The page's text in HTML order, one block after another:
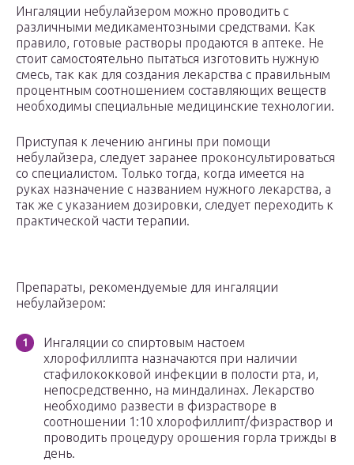
Ингаляции небулайзером можно проводить с
различными медикаментозными средствами. Как
правило, готовые растворы продаются в аптеке. Не
стоит самостоятельно пытаться изготовить нужную
смесь, так как для создания лекарства с правильным
процентным соотношением составляющих веществ
необходимы специальные медицинские технологии.
Приступая к лечению ангины при помощи
небулайзера, следует заранее проконсультироваться
со специалистом. Только тогда, когда имеется на
руках назначение с названием нужного лекарства, а
так же с указанием дозировки, следует переходить к
практической части терапии.
Препараты, рекомендуемые для ингаляции
небулайзером:
Ингаляции со спиртовым настоем
хлорофиллипта назначаются при наличии
стафилококковой инфекции в полости рта, и,
непосредственно, на миндалинах. Лекарство
необходимо развести в физрастворе в
соотношении 1:10 хлорофиллипт/физраствор и
проводить процедуру орошения горла трижды в
день.